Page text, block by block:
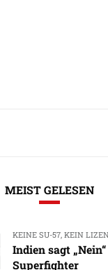
MEIST GELESEN
KEINE SU-57, KEIN
Indien sagt
Superfighter